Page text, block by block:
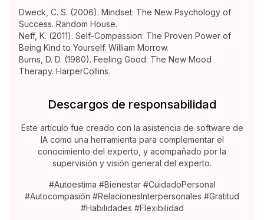
Dweck, C. S. (2006). Mindset: The New Psychology of
Success. Random House.
Neff, K. (2011). Self-Compassion: The Proven Power of
Being Kind to Yourself. William Morrow.
Burns, D. D. (1980). Feeling Good: The New Mood
Therapy. HarperCollins.
Descargos de responsabilidad
Este artículo fue creado con la asistencia de software de
IA como una herramienta para complementar el
conocimiento del experto, y acompañado por la
supervisión y visión general del experto.
#Autoestima #Bienestar #CuidadoPersonal
#Autocompasión #RelacionesInterpersonales #Gratitud
#Habilidades #Flexibilidad